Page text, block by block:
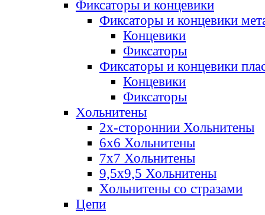
Фиксаторы и концевики
Фиксаторы и концевики
Концевики
Фиксаторы
Фиксаторы и концевики
Концевики
Фиксаторы
Хольнитены
2х-стороннии Хольнитены
6х6 Хольнитены
7х7 Хольнитены
9,5х9,5 Хольнитены
Хольнитены со стразами
Цепи